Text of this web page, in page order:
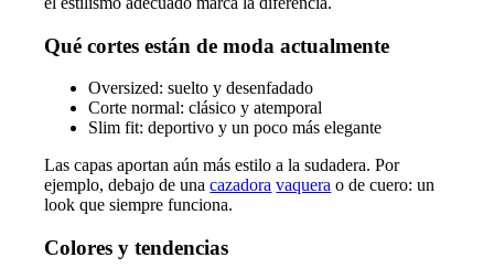
Qué cortes están de moda actualmente
Oversized: suelto y desenfadado
Corte normal: clásico y atemporal
Slim fit: deportivo y un poco más elegante
Las capas aportan aún más estilo a la sudadera. Por
ejemplo, debajo de unacazadora vaquera o de cuero: un
look que siempre funciona.
Colores y tendencias